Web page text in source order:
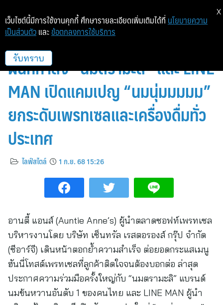
อานตี้ แอนส์ ตอกย้ำความแรง!
ผนึกกำลัง “นมตรามะลิ” และ LINE
MAN เปิดแคมเปญ “นมนุ่มมมมม”
ยกระดับเพรทเซลและเครื่องดื่มทั่ว
ประเทศ
ไลฟ์สไตล์ 1 ก.ย. 68 15:26
อานตี้ แอนส์ (Auntie Anne’s) ผู้นำตลาดซอฟท์เพรทเซล
บริหารงานโดย บริษัท เซ็นทรัล เรสตอรองส์ กรุ๊ป จำกัด
(ซีอาร์จี) เดินหน้าตอกย้ำความสำเร็จ ต่อยอดกระแสเมนู
ฮันนี่โทสต์เพรทเซลที่ลูกค้าติดใจจนต้องบอกต่อ ล่าสุด
ประกาศความร่วมมือครั้งใหญ่กับ “นมตรามะลิ” แบรนด์
นมข้นหวานอันดับ 1 ของคนไทย และ LINE MAN ผู้นำ
เว็บไซต์นี้มีการใช้งานคุกกี้ ศึกษารายละเอียดเพิ่มเติมได้ที่ นโยบายความ
เป็นส่วนตัว และ ข้อตกลงการใช้บริการ
รับทราบ
X